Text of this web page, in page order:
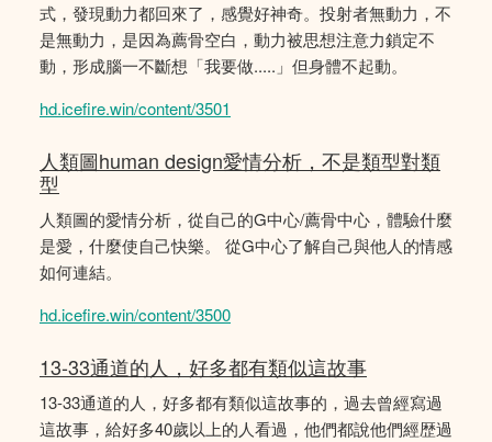
式，發現動力都回來了，感覺好神奇。投射者無動力，不
是無動力，是因為薦骨空白，動力被思想注意力鎖定不
動，形成腦一不斷想「我要做.....」但身體不起動。
hd.icefire.win/content/3501
人類圖human design愛情分析，不是類型對類
型
人類圖的愛情分析，從自己的G中心/薦骨中心，體驗什麼
是愛，什麼使自己快樂。 從G中心了解自己與他人的情感
如何連結。
hd.icefire.win/content/3500
13-33通道的人，好多都有類似這故事
13-33通道的人，好多都有類似這故事的，過去曾經寫過
這故事，給好多40歲以上的人看過，他們都說他們經歴過